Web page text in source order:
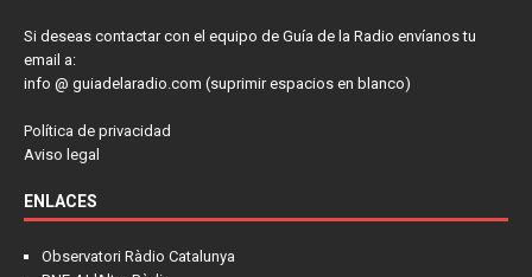
Si deseas contactar con el equipo de Guía de la Radio envíanos tu
email a:
info @ guiadelaradio.com (suprimir espacios en blanco)
Política de privacidad
Aviso legal
ENLACES
Observatori Ràdio Catalunya